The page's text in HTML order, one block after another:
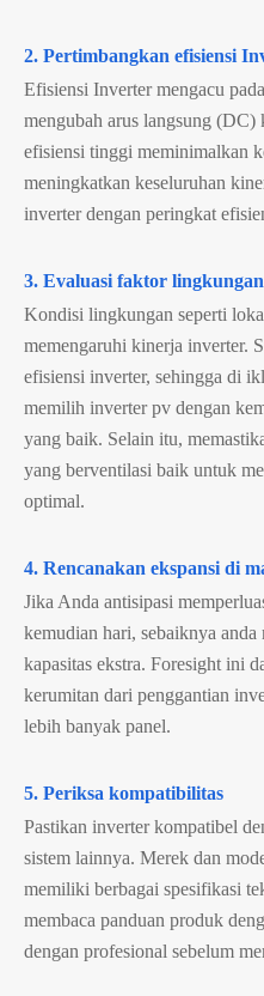
2. Pertimbangkan efisiensi
Efisiensi Inverter mengacu
mengubah arus langsung
efisiensi tinggi meminimalkan
meningkatkan keseluruhan
inverter dengan peringkat
3. Evaluasi faktor lingkungan
Kondisi lingkungan seperti
memengaruhi kinerja inverter.
efisiensi inverter, sehingga di
memilih inverter pv dengan
yang baik. Selain itu,
yang berventilasi baik untuk
optimal.
4. Rencanakan ekspansi di
Jika Anda antisipasi
kemudian hari, sebaiknya
kapasitas ekstra. Foresight ini
kerumitan dari penggantian
lebih banyak panel.
5. Periksa kompatibilitas
Pastikan inverter kompatibel
sistem lainnya. Merek dan
memiliki berbagai spesifikasi
membaca panduan produk
dengan profesional sebelum